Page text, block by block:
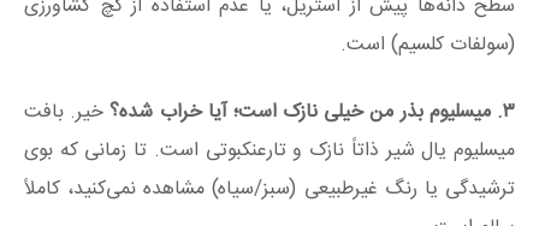
(سولفات کلسیم) است.
۳. میسلیوم بذر من خیلی نازک است؛ آیا خراب شده؟
خیر. بافت
میسلیوم یال شیر ذاتاً نازک و تارعنکبوتی است. تا زمانی که بوی
ترشیدگی یا رنگ غیرطبیعی (سبز/سیاه) مشاهده نمی‌کنید، کاملاً